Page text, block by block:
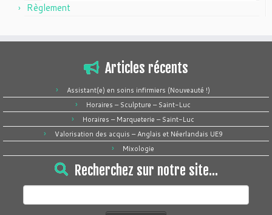
Règlement
Articles récents
Assistant(e) en soins infirmiers (Nouveauté !)
Horaires – Sculpture – Saint-Luc
Horaires – Marqueterie – Saint-Luc
Valorisation des acquis – Anglais et Néerlandais UE9
Mixologie
Recherchez sur notre site…